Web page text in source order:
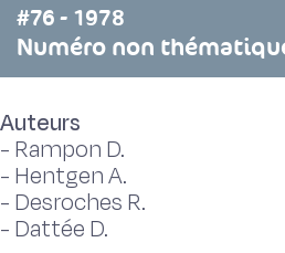
#76 - 1978
Numéro non
Auteurs
- Rampon D.
- Hentgen A.
- Desroches R.
- Dattée D.